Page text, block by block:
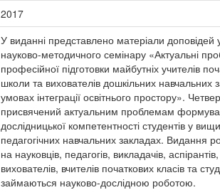
2017
У виданні представлено матеріали доповідей
науково-методичного семінару «Актуальні
професійної підготовки майбутніх учителів
школи та вихователів дошкільних навчальних
умовах інтеграції освітнього простору».
присвячений актуальним проблемам
дослідницької компетентності студентів у
педагогічних навчальних закладах. Видання
на науковців, педагогів, викладачів, аспірантів,
вихователів, вчителів початкових класів та
займаються науково-дослідною роботою.